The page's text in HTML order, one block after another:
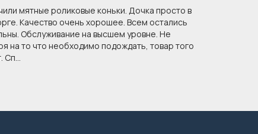
мятные роликовые коньки. Дочка просто в
Качество очень хорошее. Всем остались
Обслуживание на высшем уровне. Не
на то что необходимо подождать, товар того
Сп...